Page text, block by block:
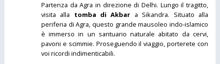
Partenza da Agra in direzione di Delhi. Lungo il tragitto,
visita alla tomba di Akbar a Sikandra. Situato alla
periferia di Agra, questo grande mausoleo indo-islamico
è immerso in un santuario naturale abitato da cervi,
pavoni e scimmie. Proseguendo il viaggio, porterete con
voi ricordi indimenticabili.